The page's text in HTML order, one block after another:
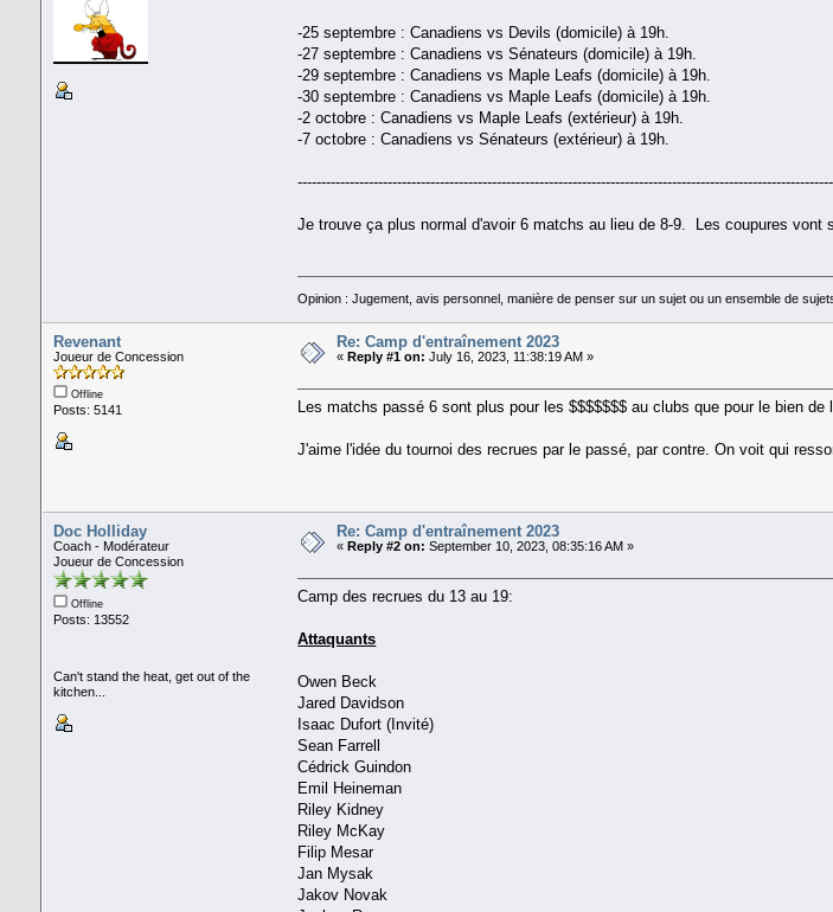
-25 septembre : Canadiens vs Devils (domicile) à 19h.
-27 septembre : Canadiens vs Sénateurs (domicile) à 19h.
-29 septembre : Canadiens vs Maple Leafs (domicile) à 19h.
-30 septembre : Canadiens vs Maple Leafs (domicile) à 19h.
-2 octobre : Canadiens vs Maple Leafs (extérieur) à 19h.
-7 octobre : Canadiens vs Sénateurs (extérieur) à 19h.
Je trouve ça plus normal d'avoir 6 matchs au lieu de 8-9. Les coupures vont
Opinion : Jugement, avis personnel, manière de penser sur un sujet ou un ensemble de
Revenant
Joueur de Concession
Offline
Posts: 5141
Re: Camp d'entraînement 2023
« Reply #1 on: July 16, 2023, 11:38:19 AM »
Les matchs passé 6 sont plus pour les $$$$$$$ au clubs que pour le bien de
J'aime l'idée du tournoi des recrues par le passé, par contre. On voit qui
Doc Holliday
Coach - Modérateur
Joueur de Concession
Offline
Posts: 13552
Can't stand the heat, get out of the
kitchen...
Re: Camp d'entraînement 2023
« Reply #2 on: September 10, 2023, 08:35:16 AM »
Camp des recrues du 13 au 19:
Attaquants
Owen Beck
Jared Davidson
Isaac Dufort (Invité)
Sean Farrell
Cédrick Guindon
Emil Heineman
Riley Kidney
Riley McKay
Filip Mesar
Jan Mysak
Jakov Novak